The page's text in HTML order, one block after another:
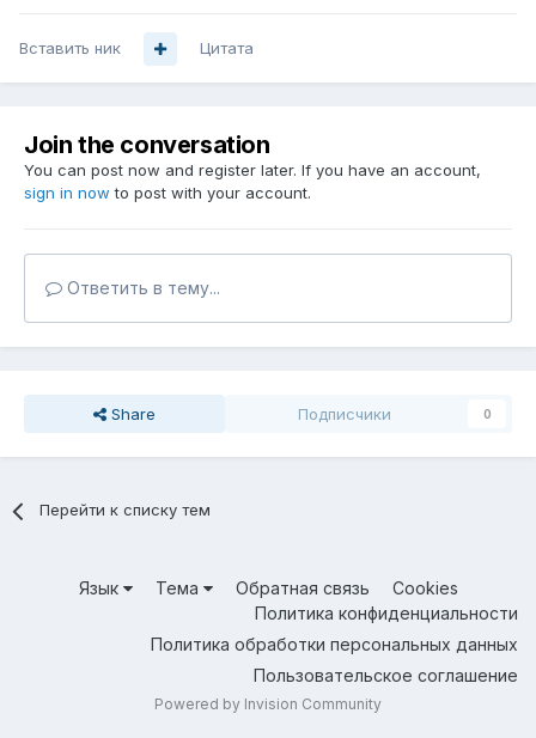
Вставить ник Цитата
Join the conversation
You can post now and register later. If you have an account,
sign in now to post with your account.
Ответить в тему...
Share Подписчики 0
Перейти к списку тем
Язык Тема Обратная связь
Cookies
Политика конфиденциальности
Политика обработки персональных данных
Пользовательское соглашение
Powered by Invision Community